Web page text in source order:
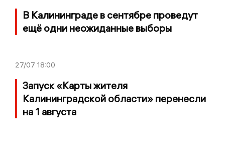
В Калининграде в сентябре проведут
ещё одни неожиданные выборы
27/07 18:00
Запуск «Карты жителя
Калининградской области» перенесли
на 1 августа